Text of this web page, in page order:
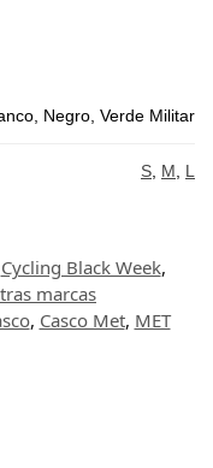
Negro, Verde Militar
S M L
Cycling Black Week,
marcas
, Casco Met, MET